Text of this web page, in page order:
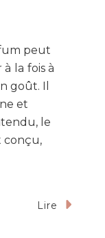
peut
la fois à
goût. Il
et
le
conçu,
Lire